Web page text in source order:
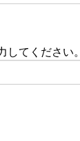
してください。